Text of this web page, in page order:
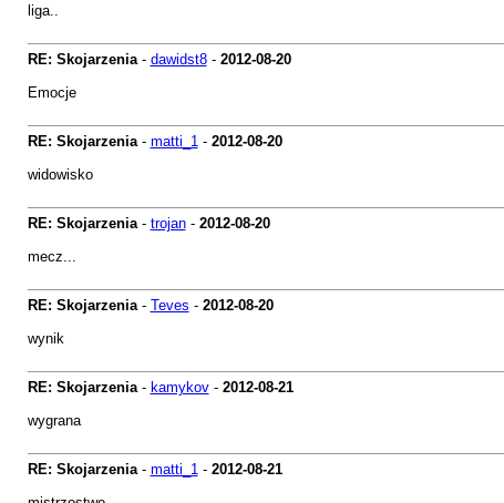
liga..
RE: Skojarzenia- dawidst8- 2012-08-20
Emocje
RE: Skojarzenia- matti_1- 2012-08-20
widowisko
RE: Skojarzenia- trojan- 2012-08-20
mecz...
RE: Skojarzenia- Teves - 2012-08-20
wynik
RE: Skojarzenia- kamykov- 2012-08-21
wygrana
RE: Skojarzenia- matti_1- 2012-08-21